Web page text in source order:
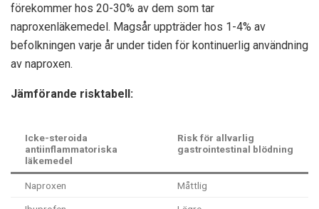
förekommer hos 20-30% av dem som tar
naproxenläkemedel. Magsår uppträder hos 1-4% av
befolkningen varje år under tiden för kontinuerlig användning
av naproxen.
Jämförande risktabell:
Icke-steroida
antiinflammatoriska
läkemedel
Risk för allvarlig
gastrointestinal blödning
Naproxen Måttlig